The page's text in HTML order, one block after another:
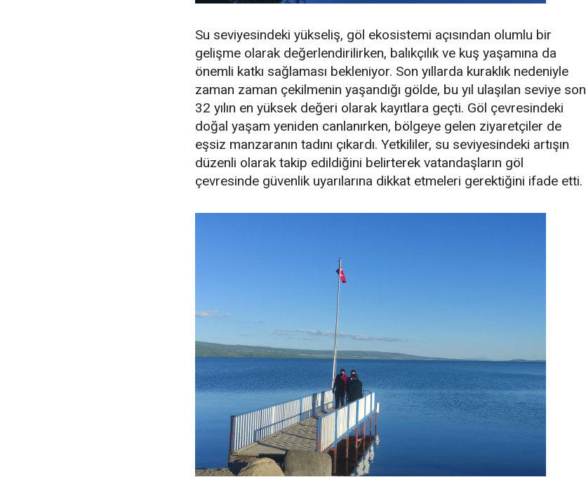
Su seviyesindeki yükseliş, göl ekosistemi açısından olumlu bir
gelişme olarak değerlendirilirken, balıkçılık ve kuş yaşamına da
önemli katkı sağlaması bekleniyor. Son yıllarda kuraklık nedeniyle
zaman zaman çekilmenin yaşandığı gölde, bu yıl ulaşılan seviye son
32 yılın en yüksek değeri olarak kayıtlara geçti. Göl çevresindeki
doğal yaşam yeniden canlanırken, bölgeye gelen ziyaretçiler de
eşsiz manzaranın tadını çıkardı. Yetkililer, su seviyesindeki artışın
düzenli olarak takip edildiğini belirterek vatandaşların göl
çevresinde güvenlik uyarılarına dikkat etmeleri gerektiğini ifade etti.